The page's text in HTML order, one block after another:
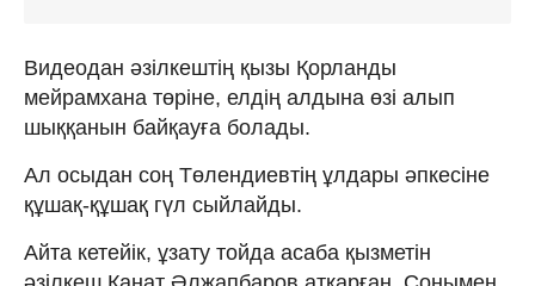
Видеодан әзілкештің қызы Қорланды
мейрамхана төріне, елдің алдына өзі алып
шыққанын байқауға болады.
Ал осыдан соң Төлендиевтің ұлдары әпкесіне
құшақ-құшақ гүл сыйлайды.
Айта кетейік, ұзату тойда асаба қызметін